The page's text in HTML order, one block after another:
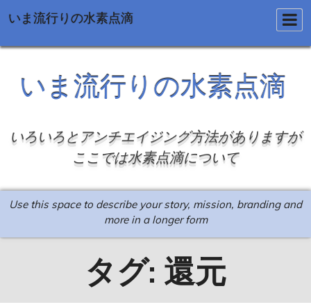
Skip
content
いま流行りの水素点滴
いま流行りの水素点滴
いろいろとアンチエイジング方法がありますが
ここでは水素点滴について
Use this space to describe your story, mission, branding and
more in a longer form
タグ: 還元